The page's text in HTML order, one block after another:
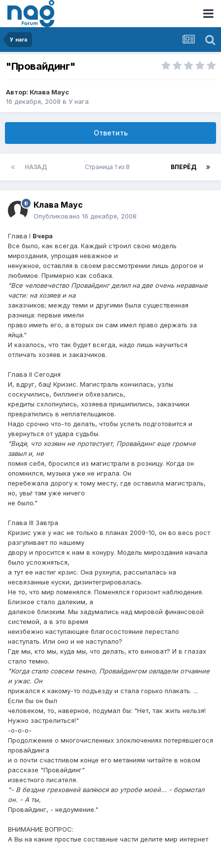
У нага
"Провайдинг"
Автор: Клава Маус
16 декабря, 2008 в У нага
Ответить
НАЗАД ВПЕРЁД
Страница 1 из 8
Клава Маус
Опубликовано 16 декабря, 2008
Глава I Вчера
Все было, как всегда. Каждый строил свою модель
мироздания, упрощая неважное и
ненужное, оставляя в своем рассмотрении лишь дорогое и
любимое. Примерно как собака.
"Все человечество Провайдинг делил на две очень неравные
части: на хозяев и на
заказчиков; между теми и другими была существенная
разница: первые имели
право иметь его, а вторых он сам имел право держать за
яйца."
И казалось, что так будет всегда, надо лишь научиться
отличать хозяев и заказчиков.
Глава II Cегодня
И, вдруг, бац! Кризис. Магистраль кончилась, узлы
соскучились, биллинги обхезались,
кредиты схлопнулись, хозяева пришипились, заказчики
превратились в неплательщиков.
Надо срочно что-то делать, чтобы успеть подготовится и
увернуться от удара судьбы.
"Видя, что хозяин не протестует, Провайдинг еще громче
завыл и, не
помня себя, бросился из магистрали в розницу. Когда он
опомнился, музыка уже не играла. Он
перебежала дорогу к тому месту, где оставила магистраль,
но, увы! там уже ничего
не было."
Глава III Завтра
Кризис уже у нас не только в планах 2009-10, он во весь рост
разгуливает по нашему
двору и просится к нам в конуру. Модель мироздания начала
было усложняться,
а тут ее настиг крзис. Она рухнула, рассыпалась на
несвязанные куски, дизинтегрировалась.
Не то, что мир поменялся. Поменялся горизонт наблюдения.
Близкое стало далеким, а
далекое близким. Мы задумались над мировой финансовой
системой, а в это время
неизбежно наступающее благосостояние перестало
наступать. Или оно и не наступало?
Где мы, кто мы, куда мы, что делать, кто виноват? И в глазах
стало темно.
"Когда стало совсем темно, Провайдингом овладели отчаяние
и ужас. Он
прижался к какому-то подъезду и стала горько плакать. ...
Если бы он был
человеком, то, наверное, подумал бы: "Нет, так жить нельзя!
Нужно застрелиться!"
-о-о-о-
Продолжение о многочисленных злоключениях потерявшегося
провайдинга
и о почти счастливом конце его метаниям читайте в новом
рассказе "Провайдинг"
известного писателя.
"- В бездне греховней валяюся во утробе моей... - бормотал
он. - А ты,
Провайдинг, - недоумение."
ВНИМАНИЕ ВОПРОС:
А Вы на какие простые составные части делите мир интернет